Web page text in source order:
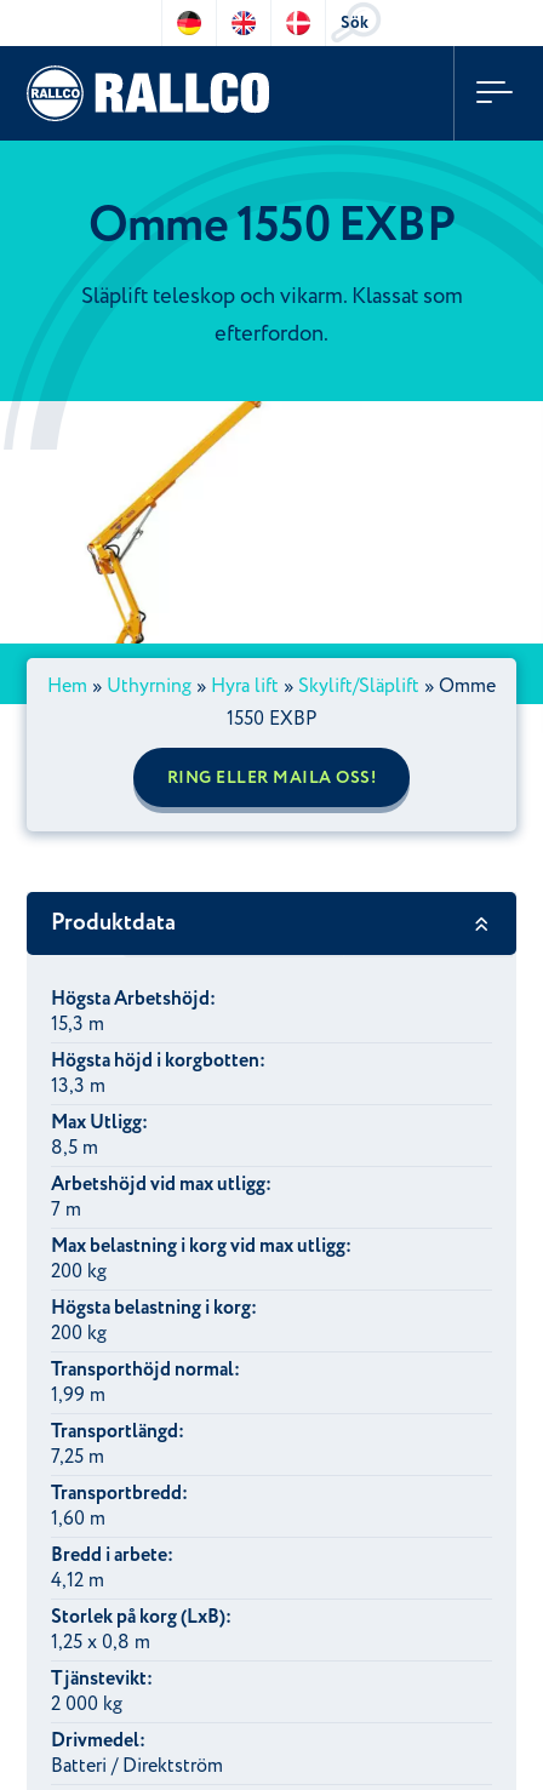
Sök
Omme 1550 EXBP
Släplift teleskop och vikarm. Klassat som
efterfordon.
Hem » Uthyrning » Hyra lift » Skylift/Släplift »Omme
1550 EXBP
RING ELLER MAILA OSS!
Produktdata
Högsta Arbetshöjd:
15,3 m
Högsta höjd i korgbotten:
13,3 m
Max Utligg:
8,5 m
Arbetshöjd vid max utligg:
7 m
Max belastning i korg vid max utligg:
200 kg
Högsta belastning i korg:
200 kg
Transporthöjd normal:
1,99 m
Transportlängd:
7,25 m
Transportbredd:
1,60 m
Bredd i arbete:
4,12 m
Storlek på korg (LxB):
1,25 x 0,8 m
Tjänstevikt:
2 000 kg
Drivmedel:
Batteri / Direktström